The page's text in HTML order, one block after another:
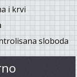
i krvi
sloboda